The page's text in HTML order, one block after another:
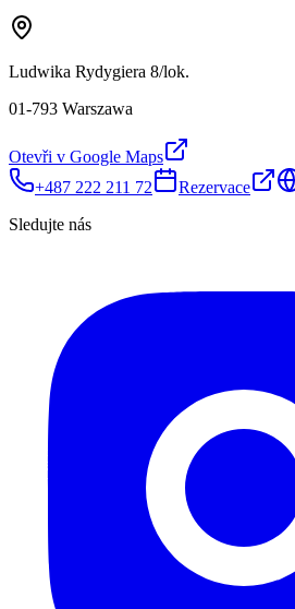
Ludwika Rydygiera 8/lok.
01-793 Warszawa
Otevři v Google Maps
+487 222 211 72
Rezervace
Sledujte nás